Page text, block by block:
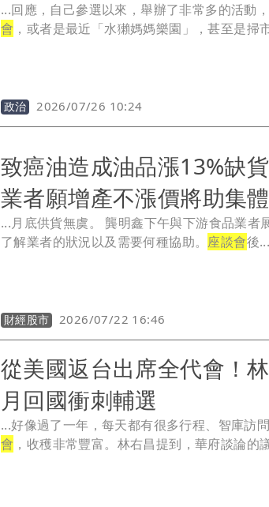
...回應，自己參選以來，舉辦了非常多的活動
會 ，或者是最近「水獺媽媽樂園」，甚至是掃
政治 2026/07/26 10:24
致癌油造成油品漲13%缺
業者願增產不漲價將助集
...月底供貨無虞。 龔明鑫下午與下游食品
了解業者的狀況以及需要何種協助。 座談會後...
財經股市 2026/07/22 16:46
從美國返台出席全代會！
月回國衝刺輔選
...好像過了一年，每天都有很多行程、智庫訪問
會 ，收穫非常豐富。林右昌提到，華府談論的